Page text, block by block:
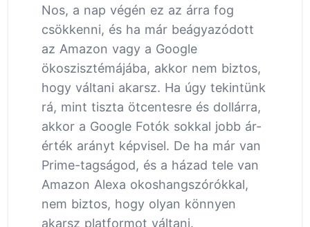
Nos, a nap végén ez az árra fog
csökkenni, és ha már beágyazódott
az Amazon vagy a Google
ökoszisztémájába, akkor nem biztos,
hogy váltani akarsz. Ha úgy tekintünk
rá, mint tiszta ötcentesre és dollárra,
akkor a Google Fotók sokkal jobb ár-
érték arányt képvisel. De ha már van
Prime-tagságod, és a házad tele van
Amazon Alexa okoshangszórókkal,
nem biztos, hogy olyan könnyen
akarsz platformot váltani.